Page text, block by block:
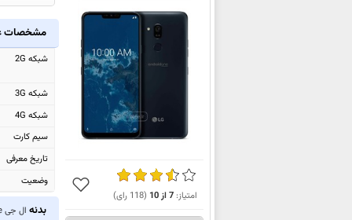
امتیاز:7از10
(
118 رای)
مشخصات
شبکه 2G
شبکه 3G
شبکه 4G
سیم کارت
تاریخ معرفی
وضعیت
بدنه ال جی G7 One